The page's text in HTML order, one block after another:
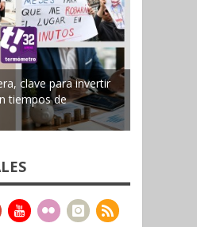
clave para invertir
tiempos de